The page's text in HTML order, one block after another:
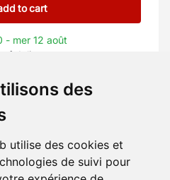
des
utilise des cookies et
de suivi pour
to cart
- mer 12 août
delivery
you need?